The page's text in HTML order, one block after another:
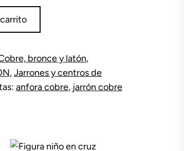
bronce y latón,
,Jarrones y centros de
anfora cobre, jarrón cobre